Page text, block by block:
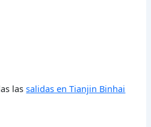
lassalidas en Tianjin Binhai